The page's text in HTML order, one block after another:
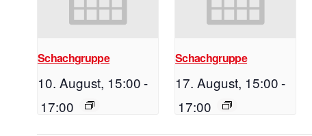
Schachgruppe
10. August, 15:00-
17:00
Schachgruppe
17. August, 15:00-
17:00